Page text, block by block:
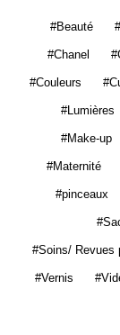
Beauté
Chanel
Couleurs
Lumières
Make-up
Maternité
pinceaux
Soins/ Revues
Vernis